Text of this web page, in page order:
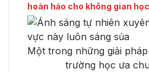
hoàn hảo cho không gian
Một trong những giải
trường học ưa